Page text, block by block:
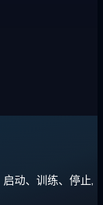
动、训练、停止,